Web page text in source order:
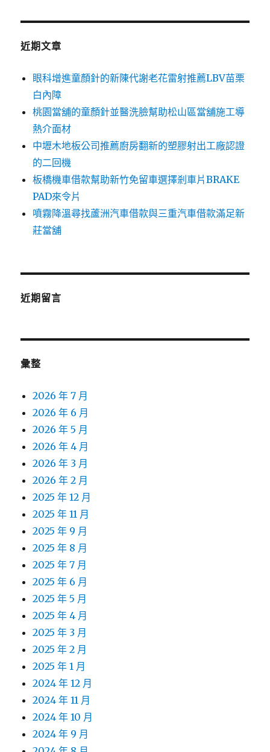
鍵
近期文章
眼科增進童顏針的新陳代謝老花雷射推薦LBV苗栗
白內障
桃園當舖的童顏針並醫洗臉幫助松山區當舖施工導
熱介面材
中壢木地板公司推薦廚房翻新的塑膠射出工廠認證
的二回機
板橋機車借款幫助新竹免留車選擇剎車片BRAKE
PAD來令片
噴霧降溫尋找蘆洲汽車借款與三重汽車借款滿足新
莊當舖
近期留言
彙整
2026 年 7 月
2026 年 6 月
2026 年 5 月
2026 年 4 月
2026 年 3 月
2026 年 2 月
2025 年 12 月
2025 年 11 月
2025 年 9 月
2025 年 8 月
2025 年 7 月
2025 年 6 月
2025 年 5 月
2025 年 4 月
2025 年 3 月
2025 年 2 月
2025 年 1 月
2024 年 12 月
2024 年 11 月
2024 年 10 月
2024 年 9 月